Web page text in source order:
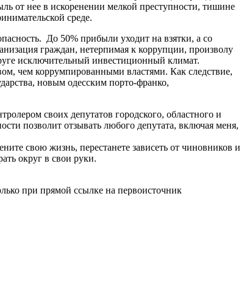
от нее в искоренении мелкой преступности, тишине
среде.
До 50% прибыли уходит на взятки, а со
граждан, нетерпимая к коррупции, произволу
исключительный инвестиционный климат.
чем коррумпированными властями. Как следствие,
новым одесским порто-франко,
своих депутатов городского, областного и
позволит отзывать любого депутата, включая меня,
свою жизнь, перестанете зависеть от чиновников и
округ в свои руки.
при прямой ссылке на первоисточник